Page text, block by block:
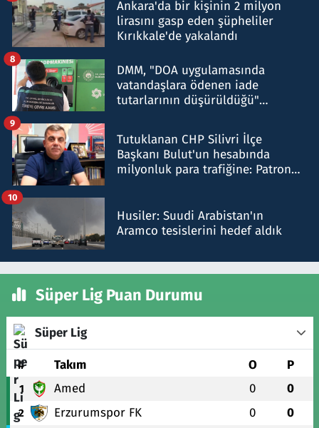
Ankara'da bir kişinin 2 milyon
lirasını gasp eden şüpheliler
Kırıkkale'de yakalandı
DMM, "DOA uygulamasında
vatandaşlara ödenen iade
tutarlarının düşürüldüğü"
8
Tutuklanan CHP Silivri İlçe
Başkanı Bulut'un hesabında
milyonluk para trafiğine: Patron
9
Husiler: Suudi Arabistan'ın
Aramco tesislerini hedef aldık
10
Süper Lig Puan Durumu
Süper Lig
# Takım O P
1 Amed 0 0
2 Erzurumspor FK 0 0